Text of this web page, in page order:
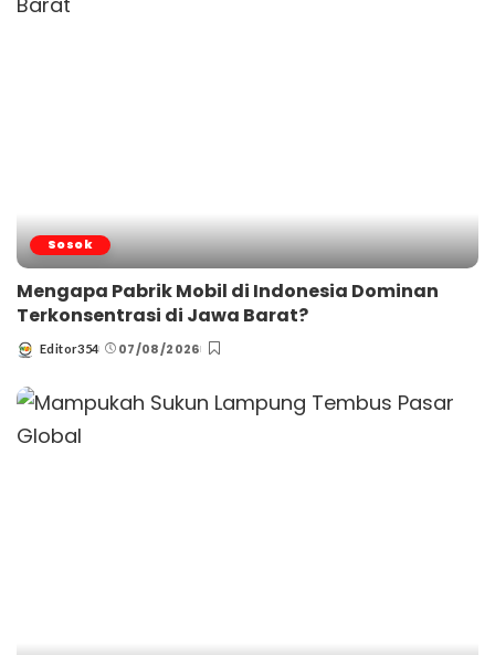
Sosok
Mengapa Pabrik Mobil di Indonesia Dominan
Terkonsentrasi di Jawa Barat?
Posted
Editor354 07/08/2026